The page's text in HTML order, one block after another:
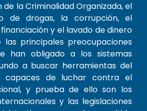
de la Criminalidad Organizada, el
de drogas, la corrupción, el
y el lavado de dinero
las principales preocupaciones
han obligado a los sistemas
a buscar herramientas del
capaces de luchar contra el
y prueba de ello son los
y las legislaciones